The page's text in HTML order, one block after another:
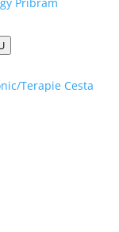
Terapie Cesta